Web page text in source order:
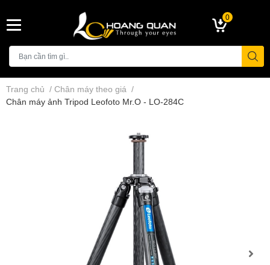
0
Trang chủ / Chân máy theo giá /
Chân máy ảnh Tripod Leofoto Mr.O - LO-284C